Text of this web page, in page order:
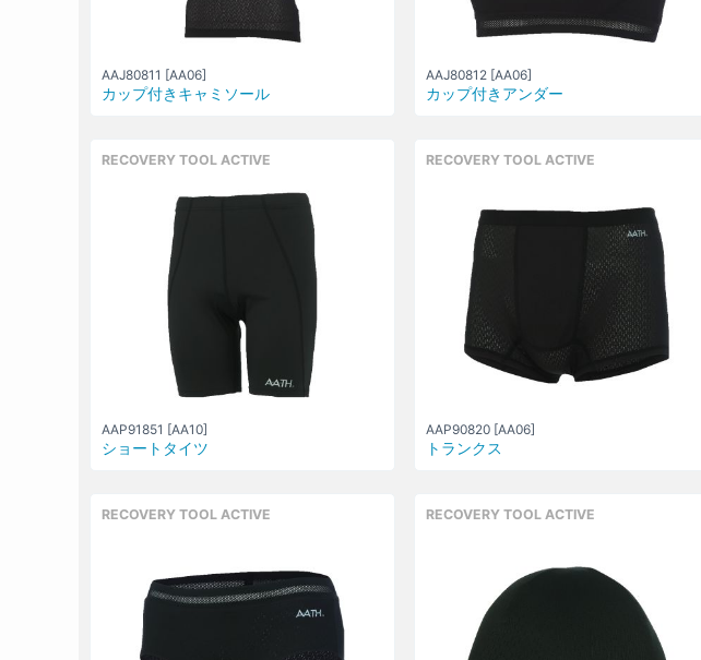
AAJ80811 [AA06]
カップ付きキャミソール
AAJ80812 [AA06]
カップ付きアンダー
RECOVERY TOOL ACTIVE
AAP91851 [AA10]
ショートタイツ
RECOVERY TOOL ACTIVE
AAP90820 [AA06]
トランクス
RECOVERY TOOL ACTIVE RECOVERY TOOL ACTIVE